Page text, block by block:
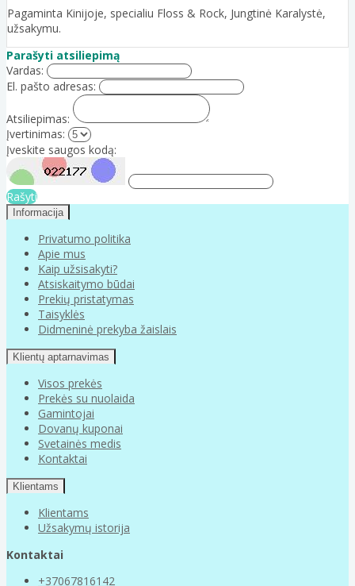
Pagaminta Kinijoje, specialiu Floss & Rock, Jungtinė Karalystė,
užsakymu.
Parašyti atsiliepimą
Vardas:
El. pašto adresas:
Atsiliepimas:
Įvertinimas:
Įveskite saugos kodą:
Rašyti
Informacija
Privatumo politika
Apie mus
Kaip užsisakyti?
Atsiskaitymo būdai
Prekių pristatymas
Taisyklės
Didmeninė prekyba žaislais
Klientų aptarnavimas
Visos prekės
Prekės su nuolaida
Gamintojai
Dovanų kuponai
Svetainės medis
Kontaktai
Klientams
Klientams
Užsakymų istorija
Kontaktai
+37067816142